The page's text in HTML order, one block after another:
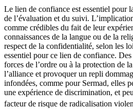
Le lien de confiance est essentiel pour
de l’évaluation et du suivi.
comme crédibles du fait de leur
connaissances de la langue ou de la
respect de la confidentialité, selon les
essentiel pour ce lien de confiance.
forces de l’ordre ou à la protection de
l’alliance et provoquer un repli
infondées, comme pour Sermad, elles
une expérience de discrimination, et
facteur de risque de radicalisation